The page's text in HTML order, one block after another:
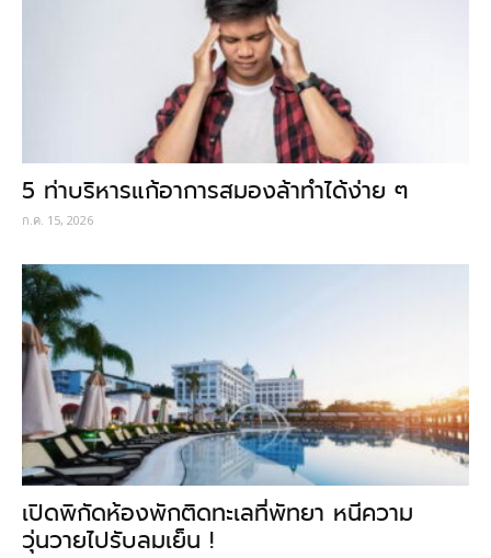
5 ท่าบริหารแก้อาการสมองล้าทำได้ง่าย ๆ
ก.ค. 15, 2026
เปิดพิกัดห้องพักติดทะเลที่พัทยา หนีความ
วุ่นวายไปรับลมเย็น !